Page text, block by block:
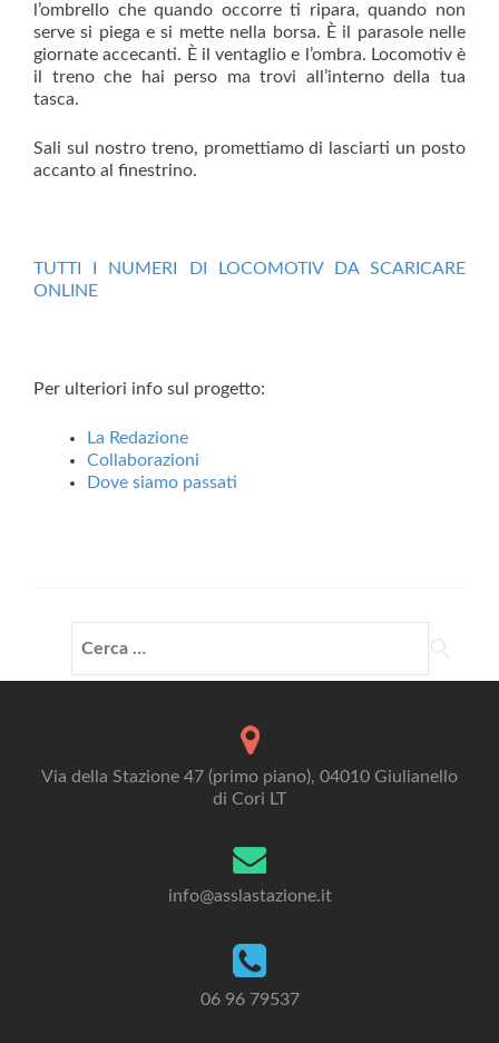
l’ombrello che quando occorre ti ripara, quando non
serve si piega e si mette nella borsa. È il parasole nelle
giornate accecanti. È il ventaglio e l’ombra. Locomotiv è
il treno che hai perso ma trovi all’interno della tua
tasca.
Sali sul nostro treno, promettiamo di lasciarti un posto
accanto al finestrino.
TUTTI I NUMERI DI LOCOMOTIV DA SCARICARE
ONLINE
Per ulteriori info sul progetto:
La Redazione
Collaborazioni
Dove siamo passati
per:
Via della Stazione 47 (primo piano), 04010 Giulianello
di Cori LT
info@asslastazione.it
06 96 79537